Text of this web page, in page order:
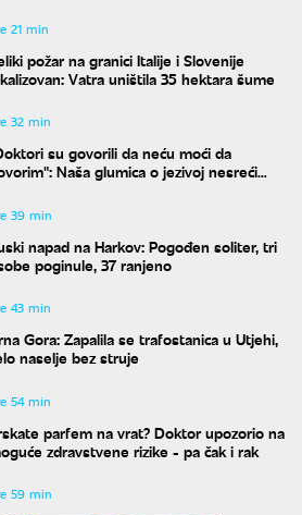
21 min
požar na granici Italije i Slovenije
Vatra uništila 35 hektara šume
32 min
su govorili da neću moći da
Naša glumica o jezivoj nesreći
39 min
napad na Harkov: Pogođen soliter, tri
poginule, 37 ranjeno
43 min
Gora: Zapalila se trafostanica u Utjehi,
naselje bez struje
54 min
parfem na vrat? Doktor upozorio na
zdravstvene rizike - pa čak i rak
59 min